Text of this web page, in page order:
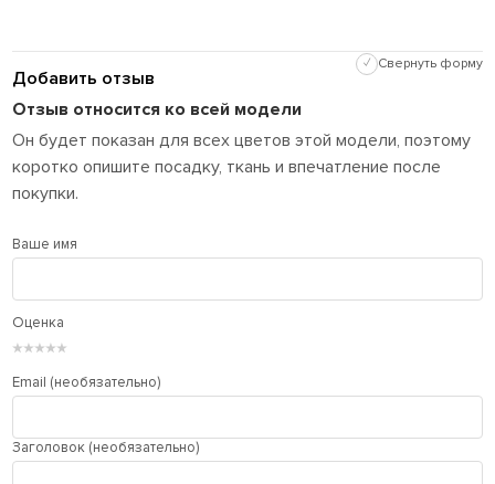
Добавить отзыв
✓ Свернуть форму
Отзыв относится ко всей модели
Он будет показан для всех цветов этой модели, поэтому
коротко опишите посадку, ткань и впечатление после
покупки.
Ваше имя
Оценка
★
★
★
★
★
Email (необязательно)
Заголовок (необязательно)